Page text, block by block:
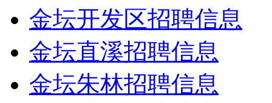
金坛开发区招聘信息
金坛直溪招聘信息
金坛朱林招聘信息